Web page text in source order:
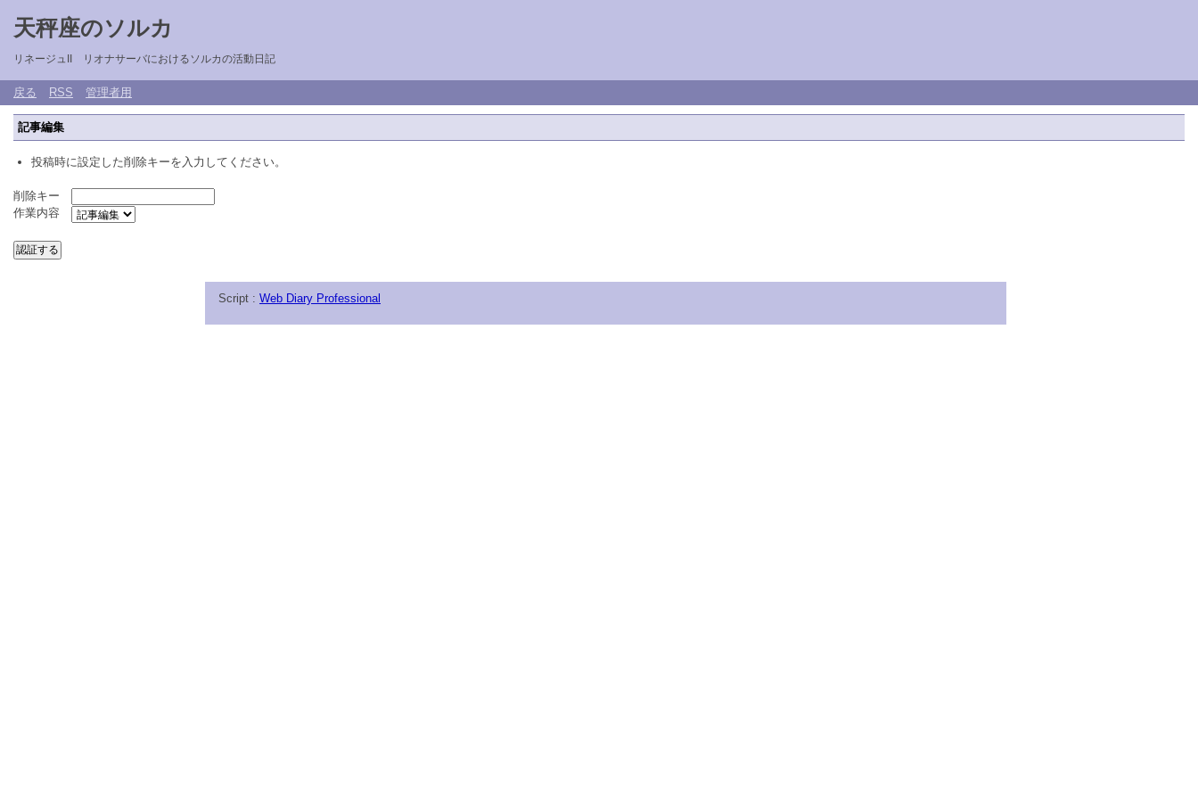
天秤座のソルカ
リネージュII リオナサーバにおけるソルカの活動日記
戻る RSS 管理者用
記事編集
投稿時に設定した削除キーを入力してください。
削除キー
作業内容
Script : Web Diary Professional